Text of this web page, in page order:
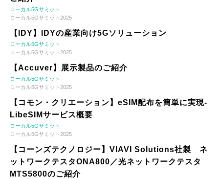
ローカル5Gサミット
ローカル5Gサミット2025
【IDY】IDYの産業向け5Gソリューション
ローカル5Gサミット
ローカル5Gサミット2025
【Accuver】展示製品のご紹介
ローカル5Gサミット
ローカル5Gサミット2025
【コモン・クリエーション】eSIM配布を簡単に実現-
LibeSIMサービス概要
ローカル5Gサミット
ローカル5Gサミット2025
【コーンズテクノロジー】VIAVI Solutions社製 ネ
ットワークテスタONA800／光ネットワークテスタ
MTS5800のご紹介